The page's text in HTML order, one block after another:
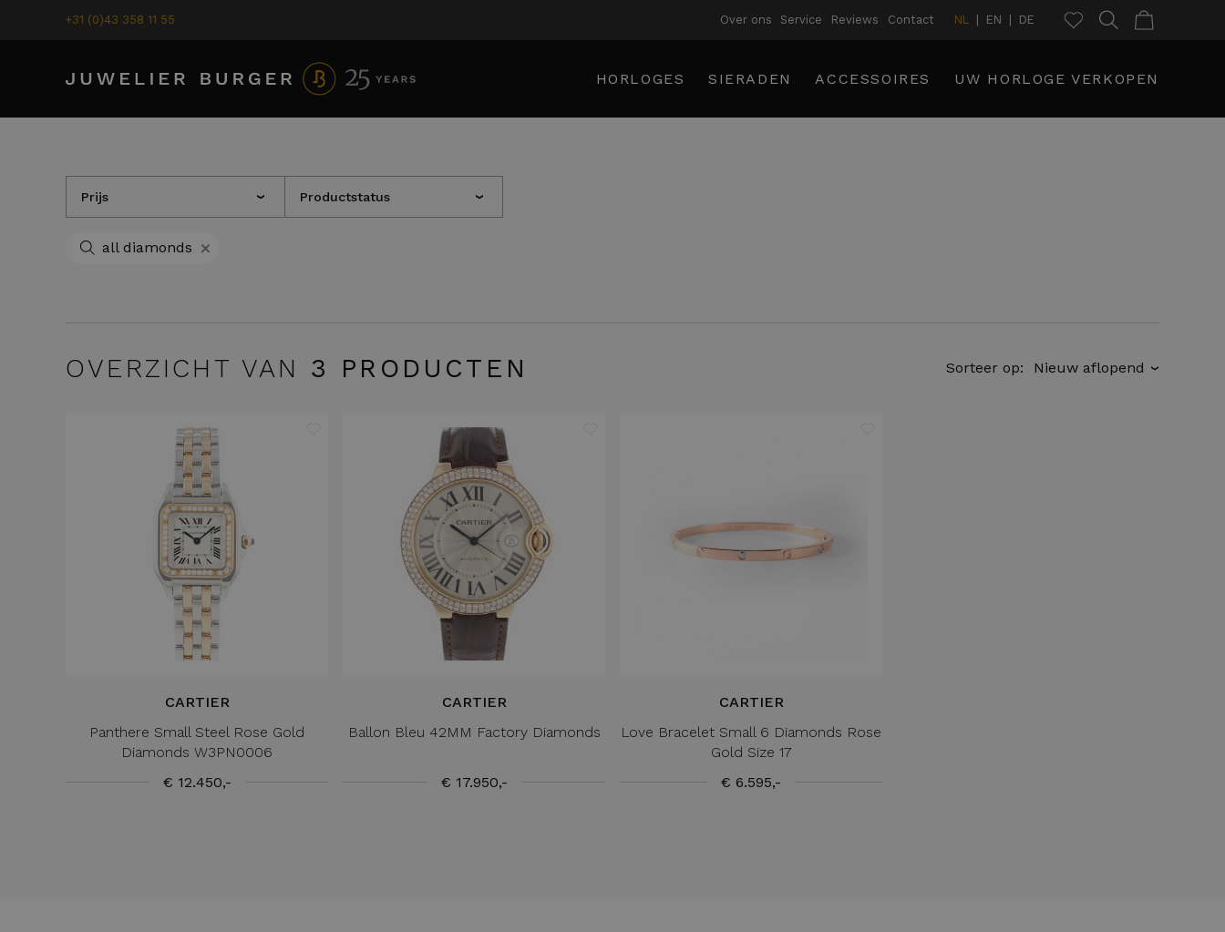
+31 (0)43 358 11 55 Over ons Service Reviews Contact NL EN DE
HORLOGES SIERADEN ACCESSOIRES UW HORLOGE VERKOPEN
Prijs › Productstatus ›
all diamonds +
OVERZICHT VAN 3 PRODUCTEN Sorteer op: ›
CARTIER
Panthere Small Steel Rose Gold
Diamonds W3PN0006
€ 12.450,-
CARTIER
Ballon Bleu 42MM Factory Diamonds
€ 17.950,-
CARTIER
Love Bracelet Small 6 Diamonds Rose
Gold Size 17
€ 6.595,-